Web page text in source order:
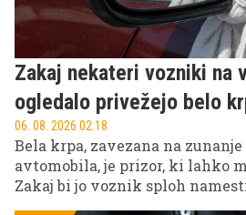
Zakaj nekateri vozniki na
ogledalo privežejo belo
06. 08. 2026 02.18
Bela krpa, zavezana na
avtomobila, je prizor, ki lahko
Zakaj bi jo voznik sploh